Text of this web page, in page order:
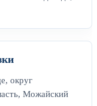
округ
Можайский